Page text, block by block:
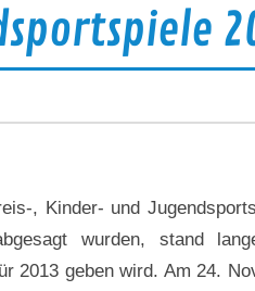
, Kinder- und
wurden, stand
2013 geben wird. Am 24.